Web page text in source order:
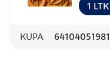
1 LTK
KUPA